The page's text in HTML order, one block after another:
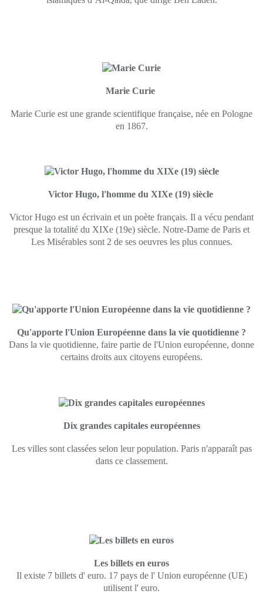
Marie Curie
Marie Curie est une grande scientifique française, née en Pologne
en 1867.
Victor Hugo, l'homme du XIXe (19) siècle
Victor Hugo est un écrivain et un poète français. Il a vécu pendant
presque la totalité du XIXe (19e) siècle. Notre-Dame de Paris et
Les Misérables sont 2 de ses oeuvres les plus connues.
Qu'apporte l'Union Européenne dans la vie quotidienne ?
Dans la vie quotidienne, faire partie de l'Union européenne, donne
certains droits aux citoyens européens.
Dix grandes capitales européennes
Les villes sont classées selon leur population. Paris n'apparaît pas
dans ce classement.
Les billets en euros
Il existe 7 billets d' euro. 17 pays de l' Union européenne (UE)
utilisent l' euro.